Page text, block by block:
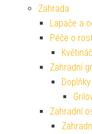
Zahrada
Lapače a
Péče o
Zahradní
Zahradní